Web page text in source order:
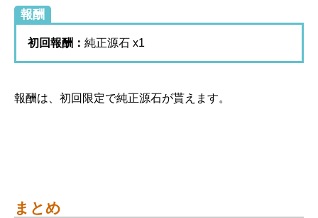
報酬
初回報酬： 純正源石 x1
報酬は、初回限定で純正源石が貰えます。
まとめ